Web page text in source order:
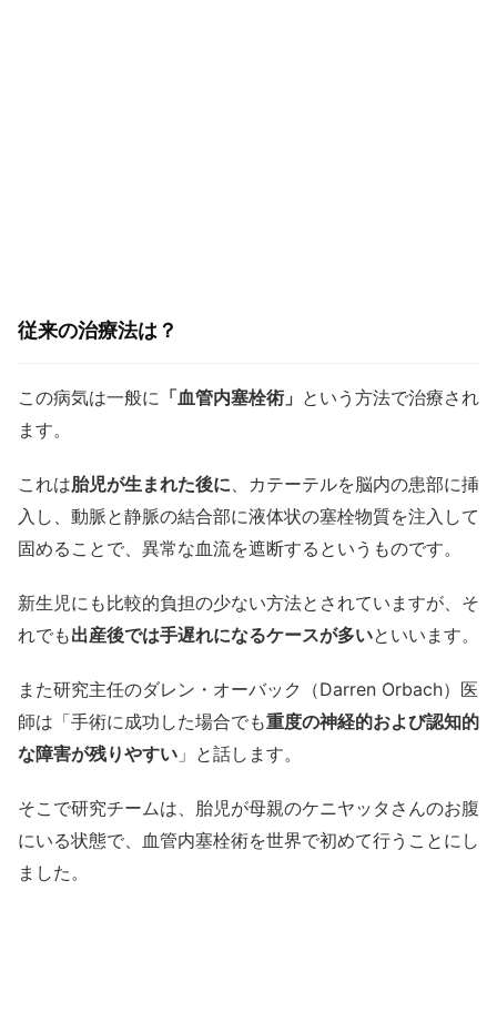
従来の治療法は？
この病気は一般に 「血管内塞栓術」 という方法で治療され
ます。
これは胎児が生まれた後に 、カテーテルを脳内の患部に挿
入し、動脈と静脈の結合部に液体状の塞栓物質を注入して
固めることで、異常な血流を遮断するというものです。
新生児にも比較的負担の少ない方法とされていますが、そ
れでも出産後では手遅れになるケースが多いといいます。
また研究主任のダレン・オーバック（Darren Orbach）医
師は「手術に成功した場合でも重度の神経的および認知的
な障害が残りやすい 」と話します。
そこで研究チームは、胎児が母親のケニヤッタさんのお腹
にいる状態で、血管内塞栓術を世界で初めて行うことにし
ました。